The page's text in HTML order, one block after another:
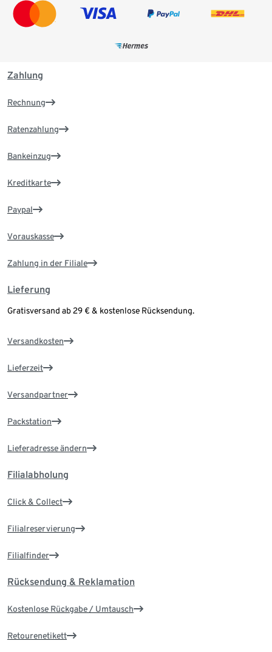
Zahlung
Rechnung
Ratenzahlung
Bankeinzug
Kreditkarte
Paypal
Vorauskasse
Zahlung in der Filiale
Lieferung
Gratisversand ab 29 € & kostenlose Rücksendung.
Versandkosten
Lieferzeit
Versandpartner
Packstation
Lieferadresse ändern
Filialabholung
Click & Collect
Filialreservierung
Filialfinder
Rücksendung & Reklamation
Kostenlose Rückgabe / Umtausch
Retourenetikett